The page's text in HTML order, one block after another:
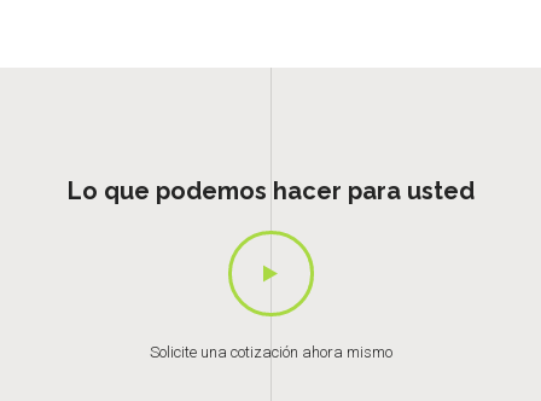
Lo que podemos hacer para usted
Solicite una cotización ahora mismo